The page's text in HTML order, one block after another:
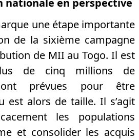
nationale en perspective
une étape importante
de la sixième campagne
de MII au Togo. Il est
de cinq millions de
prévues pour être
est alors de taille. Il s’agit
les populations
et consolider les acquis